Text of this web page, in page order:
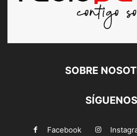
SOBRE
SÍGUENOS
Facebook